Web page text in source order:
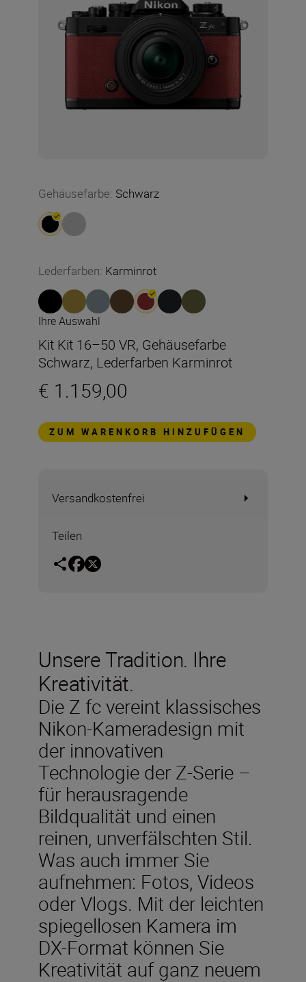
Gehäusefarbe: Schwarz
Lederfarben: Karminrot
Ihre Auswahl
Kit Kit 16–50 VR, Gehäusefarbe
Schwarz, Lederfarben Karminrot
€ 1.159,00
ZUM WARENKORB HINZUFÜGEN
Versandkostenfrei
Teilen
Unsere Tradition. Ihre
Kreativität.
Die Z fc vereint klassisches
Nikon-Kameradesign mit
der innovativen
Technologie der Z-Serie –
für herausragende
Bildqualität und einen
reinen, unverfälschten Stil.
Was auch immer Sie
aufnehmen: Fotos, Videos
oder Vlogs. Mit der leichten
spiegellosen Kamera im
DX-Format können Sie
Kreativität auf ganz neuem